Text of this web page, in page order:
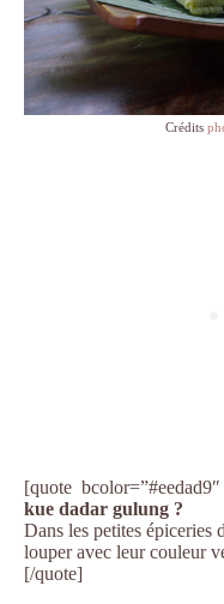
Crédits
[quote
kue dadar gulung ?
Dans les petites épiceries
louper avec leur couleur
[/quote]